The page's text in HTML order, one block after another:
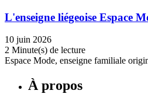
L'enseigne liégeoise Espace
10 juin 2026
2 Minute(s) de lecture
Espace Mode, enseigne familiale
À propos